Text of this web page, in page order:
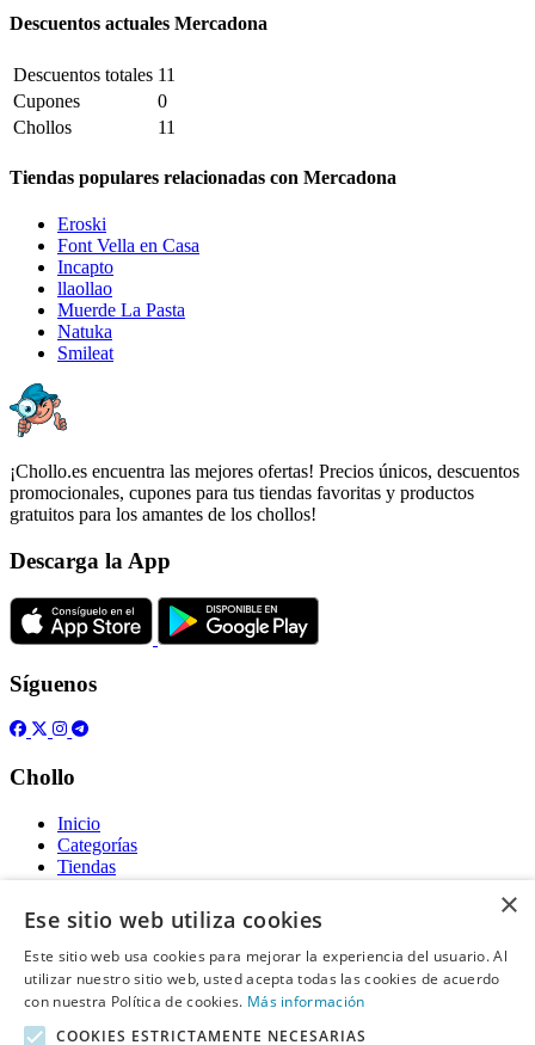
Descuentos actuales Mercadona
Descuentos totales 11
Cupones
0
Chollos
11
Tiendas populares relacionadas con Mercadona
Eroski
Font Vella en Casa
Incapto
llaollao
Muerde La Pasta
Natuka
Smileat
¡Chollo.es encuentra las mejores ofertas! Precios únicos, descuentos
promocionales, cupones para tus tiendas favoritas y productos
gratuitos para los amantes de los chollos!
Descarga la App
Síguenos
Chollo
Inicio
Categorías
Tiendas
Acerca de
Sobre nosotros
Contacto
×
Ese sitio web utiliza cookies
Este sitio web usa cookies para mejorar la experiencia del usuario. Al
utilizar nuestro sitio web, usted acepta todas las cookies de acuerdo
con nuestra Política de cookies. Más información
COOKIES ESTRICTAMENTE NECESARIAS